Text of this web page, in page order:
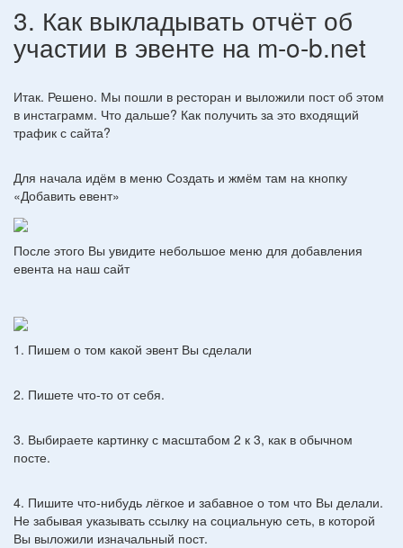
3. Как выкладывать отчёт об
участии в эвенте на m-o-b.net
Итак. Решено. Мы пошли в ресторан и выложили пост об этом
в инстаграмм. Что дальше? Как получить за это входящий
трафик с сайта?
Для начала идём в меню Создать и жмём там на кнопку
«Добавить евент»
После этого Вы увидите небольшое меню для добавления
евента на наш сайт
1. Пишем о том какой эвент Вы сделали
2. Пишете что-то от себя.
3. Выбираете картинку с масштабом 2 к 3, как в обычном
посте.
4. Пишите что-нибудь лёгкое и забавное о том что Вы делали.
Не забывая указывать ссылку на социальную сеть, в которой
Вы выложили изначальный пост.